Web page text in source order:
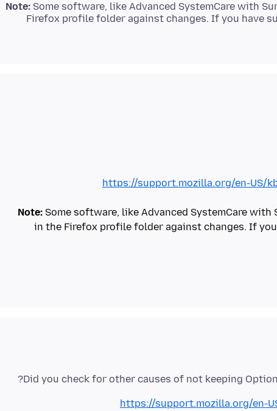
Note: Some software, like Advanced SystemCare with
Firefox profile folder against changes. If you have
https://support.mozilla.org/en-US/
Note: Some software, like Advanced SystemCare
in the Firefox profile folder against changes. If
Did you check for other causes of not keeping
https://support.mozilla.org/en-